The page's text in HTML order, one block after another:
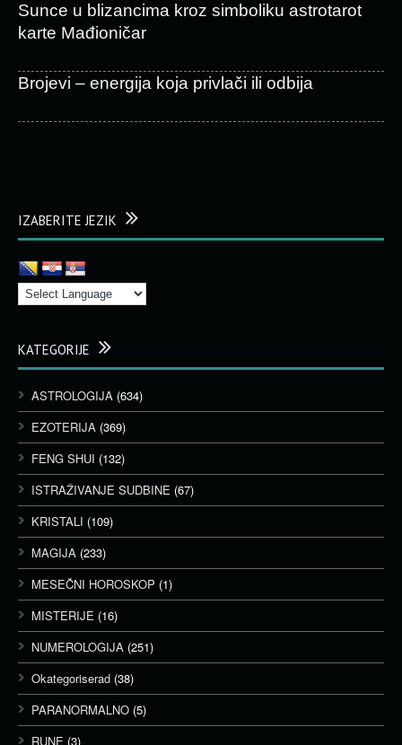
Sunce u blizancima kroz simboliku astrotarot
karte Mađioničar
Brojevi – energija koja privlači ili odbija
IZABERITE JEZIK
KATEGORIJE
ASTROLOGIJA (634)
EZOTERIJA (369)
FENG SHUI (132)
ISTRAŽIVANJE SUDBINE (67)
KRISTALI (109)
MAGIJA (233)
MESEČNI HOROSKOP (1)
MISTERIJE (16)
NUMEROLOGIJA (251)
Okategoriserad (38)
PARANORMALNO (5)
RUNE (3)